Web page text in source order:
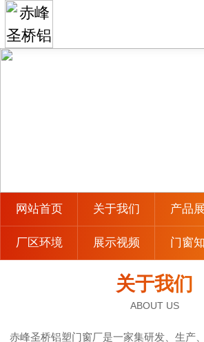
网站首页 关于我们 产品
厂区环境 展示视频 门窗
关于我们
ABOUT US
赤峰圣桥铝塑门窗厂是一家集研发、生产